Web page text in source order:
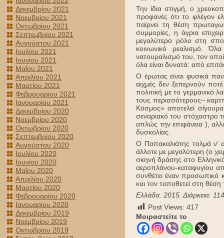
Δεκεμβρίου 2021
Νοεμβρίου 2021
Οκτωβρίου 2021
Σεπτεμβρίου 2021
Αυγούστου 2021
Ιουλίου 2021
Ιουνίου 2021
Μαΐου 2021
Απριλίου 2021
Μαρτίου 2021
Φεβρουαρίου 2021
Ιανουαρίου 2021
Δεκεμβρίου 2020
Νοεμβρίου 2020
Οκτωβρίου 2020
Σεπτεμβρίου 2020
Αυγούστου 2020
Ιουλίου 2020
Ιουνίου 2020
Μαΐου 2020
Απριλίου 2020
Μαρτίου 2020
Φεβρουαρίου 2020
Ιανουαρίου 2020
Δεκεμβρίου 2019
Νοεμβρίου 2019
Οκτωβρίου 2019
Την ίδια στιγμή, ο
προφανές ότι το φλέγον
παίρνει τη θέση
συμμορίες, η άγρια
μεγαλύτερο ρόλο στη
κοινωνικό ρεαλισμό.
νατουραλισμό του, τον
όλα είναι δυνατά: από
Ο έρωτας είναι φυσικά
αιχμές δεν ξεπερνούν
πολιτική με το
τους περισσότερους–
Κόσμος» αποτελεί
σεναριακό του στόχαστρο
απλώς την επιφάνεια ),
δυσκολίας.
Ο Παπακαλιά­της τολμά ν’
άλλοτε με μεγαλύτερη (ο
σκηνή δράσης στο Ελληνικό
αεροπλάνου-καταφυγίου
συνθέτει έναν προσωπικό
και τον τοποθετεί στη
Ελλάδα. 2015. Διάρκεια:
Post Views: 417
Μοιραστείτε το